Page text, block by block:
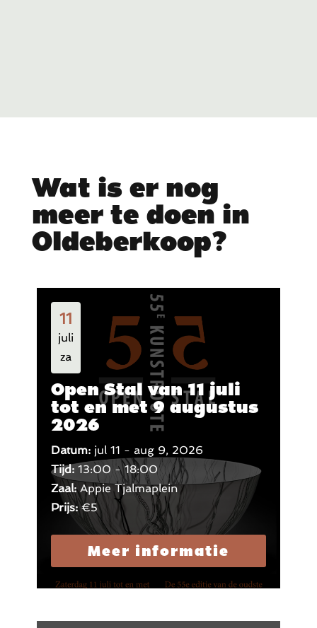
Wat is er nog
meer te doen in
Oldeberkoop?
11
juli
za
Open Stal van 11 juli
tot en met 9 augustus
2026
Datum: jul 11 - aug 9, 2026
Tijd: 13:00 - 18:00
Zaal:Appie Tjalmaplein
Prijs:€5
Meer informatie